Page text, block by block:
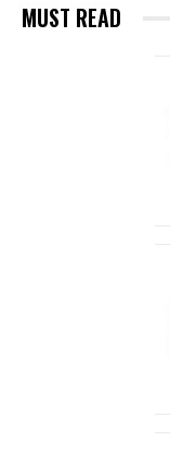
MUST READ